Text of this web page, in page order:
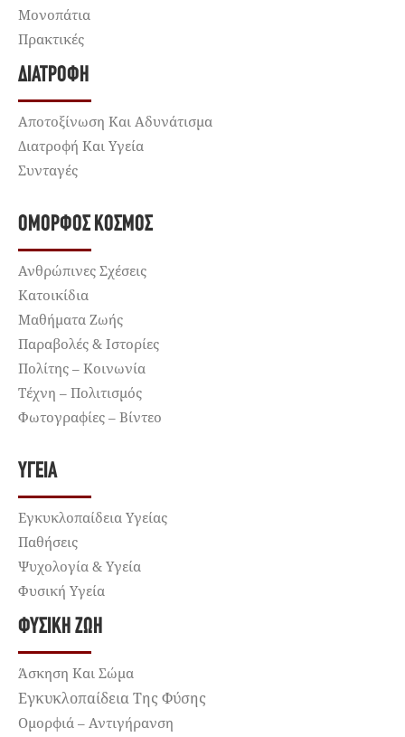
Μονοπάτια
Πρακτικές
ΔΙΑΤΡΟΦΉ
Αποτοξίνωση Και Αδυνάτισμα
Διατροφή Και Υγεία
Συνταγές
ΌΜΟΡΦΟΣ ΚΌΣΜΟΣ
Ανθρώπινες Σχέσεις
Κατοικίδια
Μαθήματα Ζωής
Παραβολές & Ιστορίες
Πολίτης – Κοινωνία
Τέχνη – Πολιτισμός
Φωτογραφίες – Βίντεο
ΥΓΕΊΑ
Εγκυκλοπαίδεια Υγείας
Παθήσεις
Ψυχολογία & Υγεία
Φυσική Υγεία
ΦΥΣΙΚΉ ΖΩΉ
Άσκηση Και Σώμα
Εγκυκλοπαίδεια Της Φύσης
Ομορφιά – Αντιγήρανση